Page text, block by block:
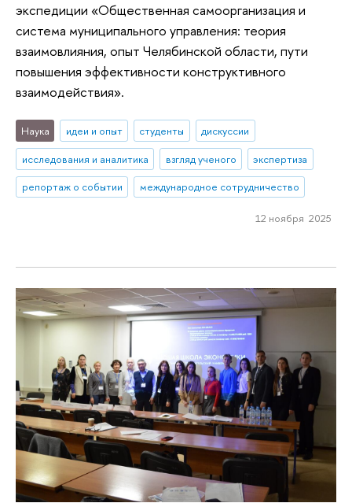
экспедиции «Общественная самоорганизация и
система муниципального управления: теория
взаимовлияния, опыт Челябинской области, пути
повышения эффективности конструктивного
взаимодействия».
Наука идеи и опыт студенты
дискуссии
исследования и аналитика
взгляд ученого
экспертиза
репортаж о событии
международное сотрудничество
12 ноября 2025